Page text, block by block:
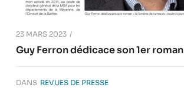
23 MARS 2023
Guy Ferron dédicace son 1er roman
DANS REVUES DE PRESSE